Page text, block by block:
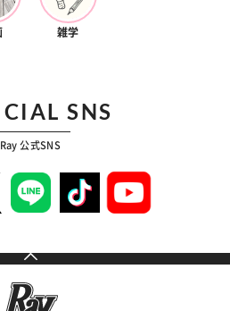
雑学
SNS
Ray 公式SNS